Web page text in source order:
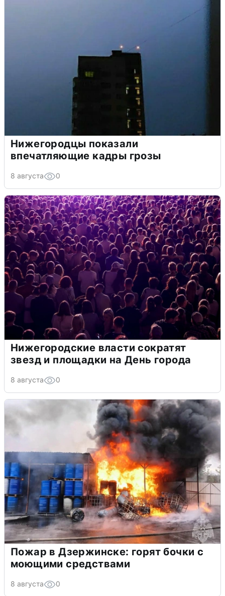
Нижегородцы показали
впечатляющие кадры грозы
8 августа 0
Нижегородские власти сократят
звезд и площадки на День города
8 августа 0
Пожар в Дзержинске: горят бочки с
моющими средствами
8 августа 0